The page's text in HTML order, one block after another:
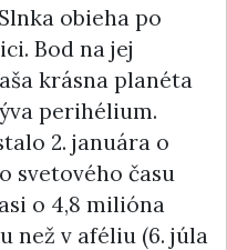
obieha po
Bod na jej
krásna planéta
perihélium.
2. januára o
svetového času
o 4,8 milióna
než v aféliu (6. júla